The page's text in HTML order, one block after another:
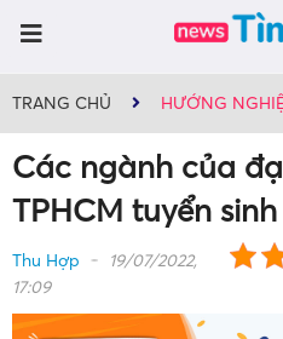
TRANG CHỦ HƯỚNG
Các ngành của
TPHCM tuyển
Thu Hợp
19/07/2022,
17:09